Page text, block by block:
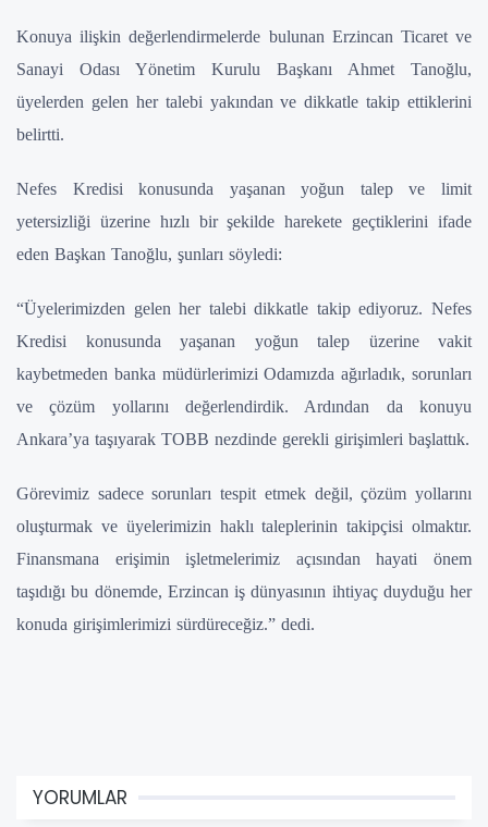
Konuya ilişkin değerlendirmelerde bulunan Erzincan Ticaret ve
Sanayi Odası Yönetim Kurulu Başkanı Ahmet Tanoğlu,
üyelerden gelen her talebi yakından ve dikkatle takip ettiklerini
belirtti.
Nefes Kredisi konusunda yaşanan yoğun talep ve limit
yetersizliği üzerine hızlı bir şekilde harekete geçtiklerini ifade
eden Başkan Tanoğlu, şunları söyledi:
“Üyelerimizden gelen her talebi dikkatle takip ediyoruz. Nefes
Kredisi konusunda yaşanan yoğun talep üzerine vakit
kaybetmeden banka müdürlerimizi Odamızda ağırladık, sorunları
ve çözüm yollarını değerlendirdik. Ardından da konuyu
Ankara’ya taşıyarak TOBB nezdinde gerekli girişimleri başlattık.
Görevimiz sadece sorunları tespit etmek değil, çözüm yollarını
oluşturmak ve üyelerimizin haklı taleplerinin takipçisi olmaktır.
Finansmana erişimin işletmelerimiz açısından hayati önem
taşıdığı bu dönemde, Erzincan iş dünyasının ihtiyaç duyduğu her
konuda girişimlerimizi sürdüreceğiz.” dedi.
YORUMLAR